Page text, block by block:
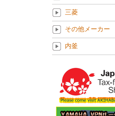
三菱
その他メーカー
内釜